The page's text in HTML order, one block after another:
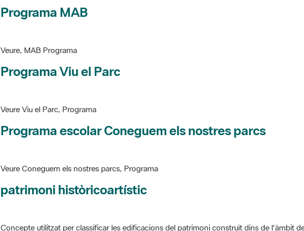
Programa MAB
Veure, MAB Programa
Programa Viu el Parc
Veure Viu el Parc, Programa
Programa escolar Coneguem els nostres parcs
Veure Coneguem els nostres parcs, Programa
patrimoni històricoartístic
Concepte utilitzat per classificar les edificacions del patrimoni construït dins de l'àmbit